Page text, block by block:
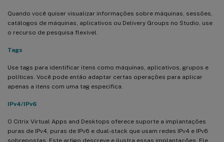
Quando você quiser visualizar informações sobre máquinas, sessões,
catálogos de máquinas, aplicativos ou Delivery Groups no Studio, use
o recurso de pesquisa flexível.
Tags
Use tags para identificar itens como máquinas, aplicativos, grupos e
políticas. Você pode então adaptar certas operações para aplicar
apenas a itens com uma tag específica.
IPv4/IPv6
O Citrix Virtual Apps and Desktops oferece suporte a implantações
puras de IPv4, puras de IPv6 e dual-stack que usam redes IPv4 e IPv6
sobrepostas. Este artigo descreve e ilustra essas implantações. Ele